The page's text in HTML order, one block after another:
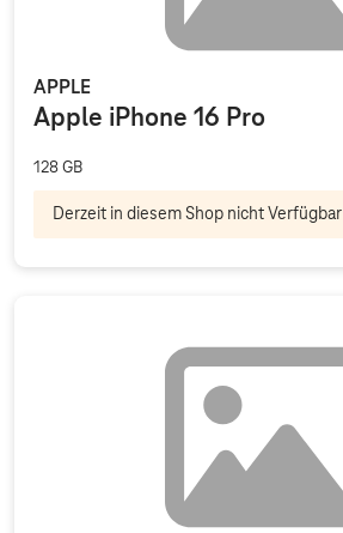
APPLE
Apple iPhone 16 Pro
128 GB
Derzeit in diesem Shop nicht Verfügbar